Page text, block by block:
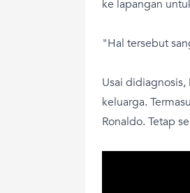
ke lapangan
"Hal tersebut
Usai
keluarga.
Ronaldo. Tetap